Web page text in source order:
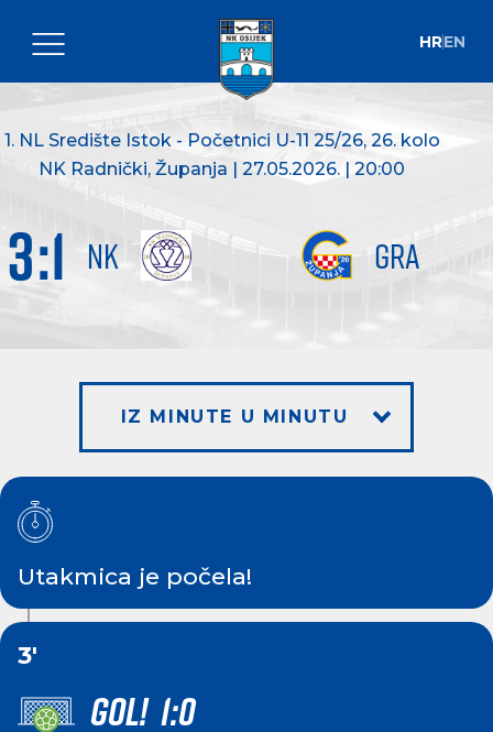
HREN
1. NL Središte Istok - Početnici U-11 25/26, 26. kolo
NK Radnički, Županja | 27.05.2026. | 20:00
NK GRA
3:1
IZ MINUTE U MINUTU
Utakmica je počela!
3'
GOL! 1:0